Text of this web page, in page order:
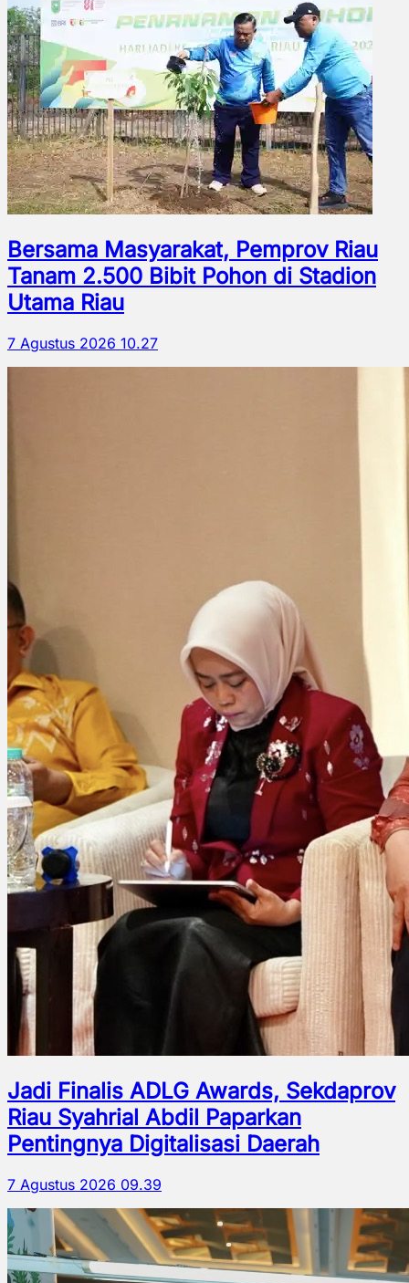
Bersama Masyarakat, Pemprov Riau
Tanam 2.500 Bibit Pohon di Stadion
Utama Riau
7 Agustus 2026 10.27
Jadi Finalis ADLG Awards, Sekdaprov
Riau Syahrial Abdil Paparkan
Pentingnya Digitalisasi Daerah
7 Agustus 2026 09.39